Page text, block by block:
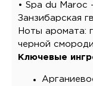
• Spa du Maroc
Занзибарская
Ноты аромата:
черной
Ключевые